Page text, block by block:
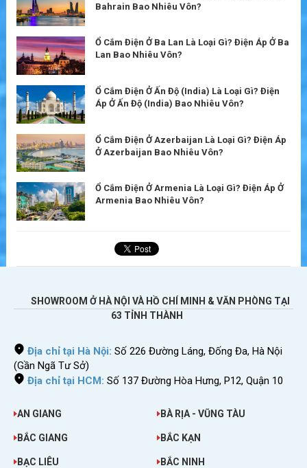
Bahrain Bao Nhiêu Vôn?
Ổ Cắm Điện Ở Ba Lan Là Loại Gì? Điện Áp Ở Ba
Lan Bao Nhiêu Vôn?
Ổ Cắm Điện Ở Ấn Độ (India) Là Loại Gì? Điện
Áp Ở Ấn Độ (India) Bao Nhiêu Vôn?
Ổ Cắm Điện Ở Azerbaijan Là Loại Gì? Điện Áp
Ở Azerbaijan Bao Nhiêu Vôn?
Ổ Cắm Điện Ở Armenia Là Loại Gì? Điện Áp Ở
Armenia Bao Nhiêu Vôn?
SHOWROOM Ở HÀ NỘI VÀ HỒ CHÍ MINH & VĂN PHÒNG TẠI
63 TỈNH THÀNH
Địa chỉ tại Hà Nội: Số 226 Đường Láng, Đống Đa, Hà Nội
(Gần Ngã Tư Sở)
Địa chỉ tại HCM: Số 137 Đường Hòa Hưng, P12, Quận 10
AN GIANG BÀ RỊA - VŨNG TÀU
BẮC GIANG BẮC KẠN
BẠC LIÊU BẮC NINH